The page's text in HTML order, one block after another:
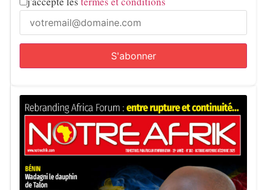
Le président dispose constitutionnellement du pouvoir de
nommer ou de révoquer le Premier ministre. Toutefois,
toute évolution dans la relation entre les deux hommes
serait suivie de près en raison de leur poids politique
Pour de nombreux observateurs, la capacité du tandem à
préserver son unité sera déterminante pour la mise en
œuvre des réformes promises.
Dans l’ensemble, cette nouvelle séquence confirme